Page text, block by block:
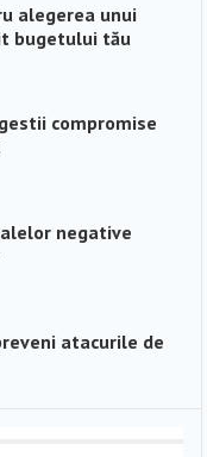
alegerea unui
bugetului tău
compromise
negative
atacurile de